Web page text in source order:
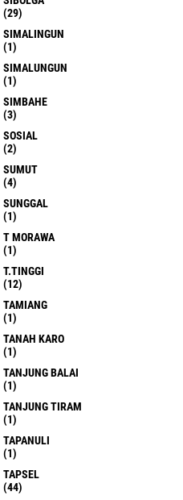
(29)
SIMALINGUN
(1)
SIMALUNGUN
(1)
SIMBAHE
(3)
SOSIAL
(2)
SUMUT
(4)
SUNGGAL
(1)
T MORAWA
(1)
T.TINGGI
(12)
TAMIANG
(1)
TANAH KARO
(1)
TANJUNG BALAI
(1)
TANJUNG TIRAM
(1)
TAPANULI
(1)
TAPSEL
(44)